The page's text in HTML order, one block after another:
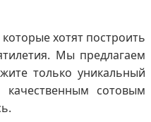
хотят построить
Мы предлагаем
только уникальный
сотовым